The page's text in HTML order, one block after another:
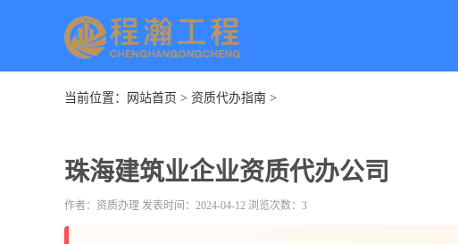
当前位置： 网站首页 > 资质代办指南 >
珠海建筑业企业资质代办公司
作者：资质办理 发表时间：2024-04-12 浏览次数：3